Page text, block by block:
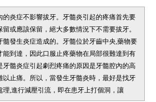
的炎症不影響拔牙。牙髓炎引起的疼痛首先要
或應該保留，絕大多數情況下不需要拔牙。
髓發生炎症造成的。牙髓位於牙齒中央,藥物要
能到達，因此口服止疼藥物在局部很難達到有
牙髓炎症引起劇烈疼痛的原因是牙髓腔內的高
以止痛。所以，當發生牙髓炎時，最好是找牙
理,進行減壓引流，即在患牙上打個洞，讓